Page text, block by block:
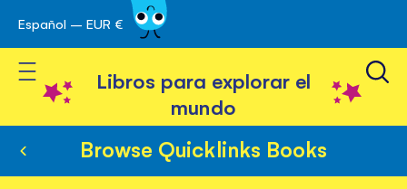
Ir
al
contenido
Español – EUR €
Toggle Nav
Libros para explorar el
mundo
Browse Quicklinks Books